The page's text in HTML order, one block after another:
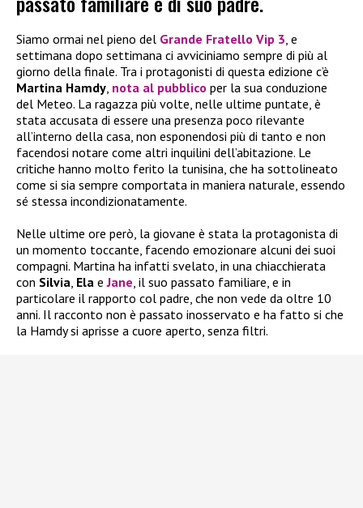
Siamo ormai nel pieno del Grande Fratello Vip 3, e
settimana dopo settimana ci avviciniamo sempre di più al
giorno della finale. Tra i protagonisti di questa edizione c’è
Martina Hamdy, nota al pubblico per la sua conduzione
del Meteo. La ragazza più volte, nelle ultime puntate, è
stata accusata di essere una presenza poco rilevante
all’interno della casa, non esponendosi più di tanto e non
facendosi notare come altri inquilini dell’abitazione. Le
critiche hanno molto ferito la tunisina, che ha sottolineato
come si sia sempre comportata in maniera naturale, essendo
sé stessa incondizionatamente.
Nelle ultime ore però, la giovane è stata la protagonista di
un momento toccante, facendo emozionare alcuni dei suoi
compagni. Martina ha infatti svelato, in una chiacchierata
con Silvia, Ela eJane, il suo passato familiare, e in
particolare il rapporto col padre, che non vede da oltre 10
anni. Il racconto non è passato inosservato e ha fatto si che
la Hamdy si aprisse a cuore aperto, senza filtri.